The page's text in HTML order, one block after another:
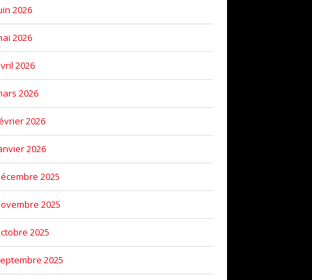
2026
2026
2026
2026
2026
2026
2025
2025
2025
2025